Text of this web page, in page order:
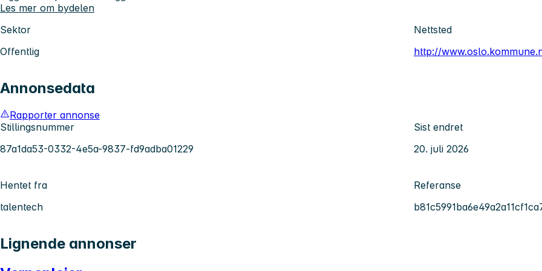
Les mer om bydelen
Sektor
Offentlig
Nettsted
http://
Annonsedata
Rapporter annonse
Stillingsnummer
87a1da53-0332-4e5a-9837-fd9adba01229
Sist endret
20. juli 2026
Hentet fra
talentech
Referanse
Lignende annonser